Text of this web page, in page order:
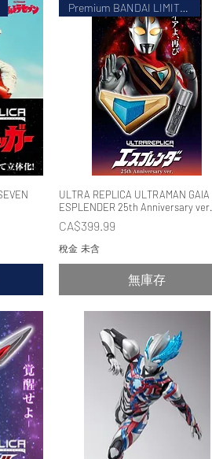
快速瀏覽
Premium BANDAI LIMITED
ULTRA REPLICA ULTRAMAN GAIA
ESPLENDER 25th Anniversary ver.
價格
CA$399.99
稅金 未含
無庫存